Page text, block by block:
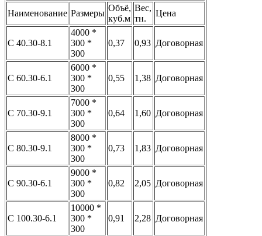
Наименование Размеры
Объё,
куб.м
Вес,
тн.
Цена
С 40.30-8.1
4000 *
300 *
300
0,37 0,93 Договорная
С 60.30-6.1
6000 *
300 *
300
0,55 1,38 Договорная
С 70.30-9.1
7000 *
300 *
300
0,64 1,60 Договорная
С 80.30-9.1
8000 *
300 *
300
0,73 1,83 Договорная
С 90.30-6.1
9000 *
300 *
300
0,82 2,05 Договорная
С 100.30-6.1
10000 *
300 *
300
0,91 2,28 Договорная